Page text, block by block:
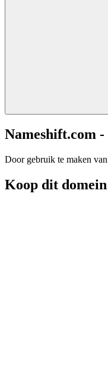
Nameshift.com
Door gebruik te maken
Koop dit domein